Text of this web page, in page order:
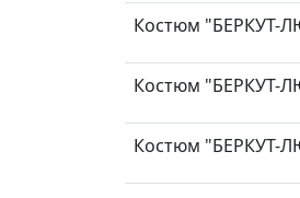
Костюм "БЕРКУТ-
Костюм "БЕРКУТ-
Костюм "БЕРКУТ-